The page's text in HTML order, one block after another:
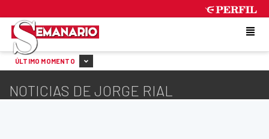
ÚLTIMO MOMENTO
NOTICIAS DE JORGE RIAL